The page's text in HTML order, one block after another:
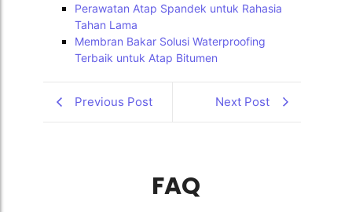
Perawatan Atap Spandek untuk Rahasia
Tahan Lama
Membran Bakar Solusi Waterproofing
Terbaik untuk Atap Bitumen
Previous Post Next Post
FAQ